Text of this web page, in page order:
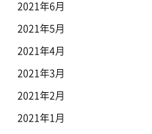
2021年6月
2021年5月
2021年4月
2021年3月
2021年2月
2021年1月